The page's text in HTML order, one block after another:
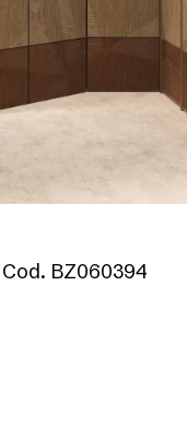
Cod. BZ060394